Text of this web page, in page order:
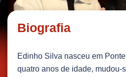
Biografia
Edinho Silva nasceu em
quatro anos de idade, mudou-